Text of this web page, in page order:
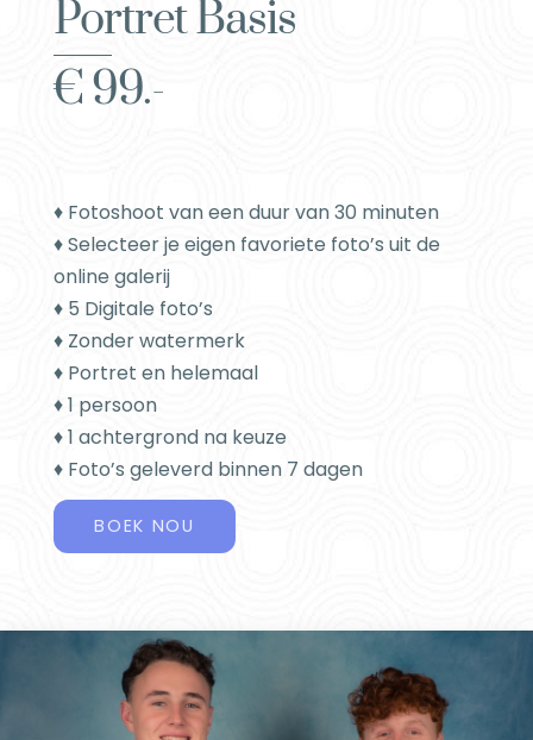
Portret Basis
€ 99.-
♦ Fotoshoot van een duur van 30 minuten
♦ Selecteer je eigen favoriete foto’s uit de
online galerij
♦ 5 Digitale foto’s
♦ Zonder watermerk
♦ Portret en helemaal
♦ 1 persoon
♦ 1 achtergrond na keuze
♦ Foto’s geleverd binnen 7 dagen
BOEK NOU